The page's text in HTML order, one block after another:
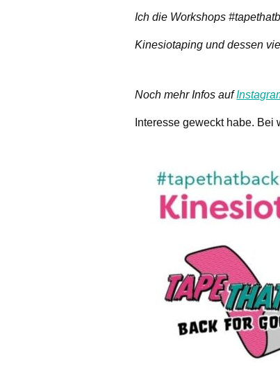
Ich die Workshops
Kinesiotaping und dessen
Noch mehr Infos auf
Interesse geweckt habe. Bei